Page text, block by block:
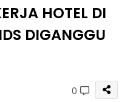
HOTEL DI
DIGANGGU
0